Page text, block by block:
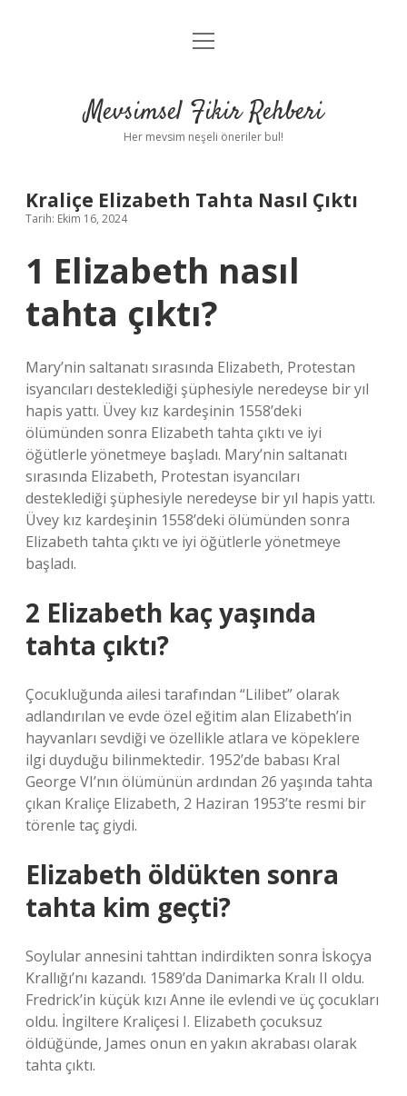
Anasayfa
Yasal Uyarı
menüyü
Mevsimsel Fikir Rehberi
Her mevsim neşeli öneriler bul!
Kraliçe Elizabeth Tahta Nasıl Çıktı
Tarih: Ekim 16, 2024
1 Elizabeth nasıl
tahta çıktı?
Mary’nin saltanatı sırasında Elizabeth, Protestan
isyancıları desteklediği şüphesiyle neredeyse bir yıl
hapis yattı. Üvey kız kardeşinin 1558’deki
ölümünden sonra Elizabeth tahta çıktı ve iyi
öğütlerle yönetmeye başladı. Mary’nin saltanatı
sırasında Elizabeth, Protestan isyancıları
desteklediği şüphesiyle neredeyse bir yıl hapis yattı.
Üvey kız kardeşinin 1558’deki ölümünden sonra
Elizabeth tahta çıktı ve iyi öğütlerle yönetmeye
başladı.
2 Elizabeth kaç yaşında
tahta çıktı?
Çocukluğunda ailesi tarafından “Lilibet” olarak
adlandırılan ve evde özel eğitim alan Elizabeth’in
hayvanları sevdiği ve özellikle atlara ve köpeklere
ilgi duyduğu bilinmektedir. 1952’de babası Kral
George VI’nın ölümünün ardından 26 yaşında tahta
çıkan Kraliçe Elizabeth, 2 Haziran 1953’te resmi bir
törenle taç giydi.
Elizabeth öldükten sonra
tahta kim geçti?
Soylular annesini tahttan indirdikten sonra İskoçya
Krallığı’nı kazandı. 1589’da Danimarka Kralı II oldu.
Fredrick’in küçük kızı Anne ile evlendi ve üç çocukları
oldu. İngiltere Kraliçesi I. Elizabeth çocuksuz
öldüğünde, James onun en yakın akrabası olarak
tahta çıktı.